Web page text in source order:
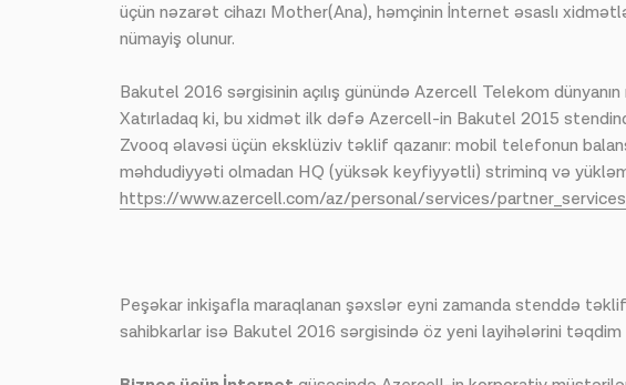
üçün nəzarət cihazı Mother(Ana), həmçinin İnternet əsaslı
nümayiş olunur.
Bakutel 2016 sərgisinin açılış günündə Azercell Telekom
Xatırladaq ki, bu xidmət ilk dəfə Azercell-in Bakutel 2015
Zvooq əlavəsi üçün eksklüziv təklif qazanır: mobil telefonun
məhdudiyyəti olmadan HQ (yüksək keyfiyyətli) striminq və
https://www.azercell.com/az/personal/services/
Peşəkar inkişafla maraqlanan şəxslər eyni zamanda stenddə
sahibkarlar isə Bakutel 2016 sərgisində öz yeni layihələrini